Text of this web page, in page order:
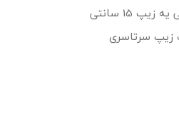
پریماشاپ خرید و استفاده نمایید.این لباس دارای برش و تن خوراسپورت و رنگ و طرح زیبایی می باشد. در قسمت پایین شلوار چلسی یه زیپ 15 سانتی
زیپ سرتاسری